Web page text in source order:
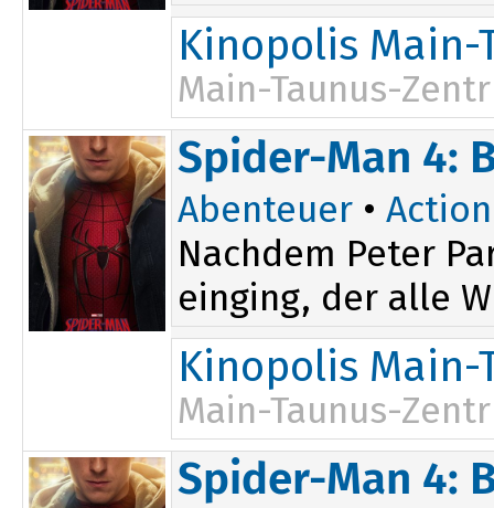
Kinopolis Main-
Main-Taunus-
15:30
18:15
Spider-Man 4:
Abenteuer • Action
Nachdem Peter
einging, der alle
Kinopolis Main-
Main-Taunus-
20:35
Spider-Man 4: